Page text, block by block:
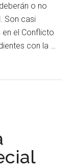
o no
Son casi
el Conflicto
con la …